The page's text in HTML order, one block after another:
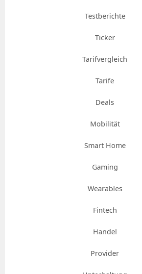
Testberichte
Ticker
Tarifvergleich
Tarife
Deals
Mobilität
Smart Home
Gaming
Wearables
Fintech
Handel
Provider